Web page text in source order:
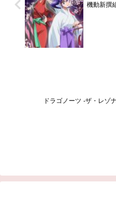
機動新撰
ドラゴノーツ -ザ・レゾ